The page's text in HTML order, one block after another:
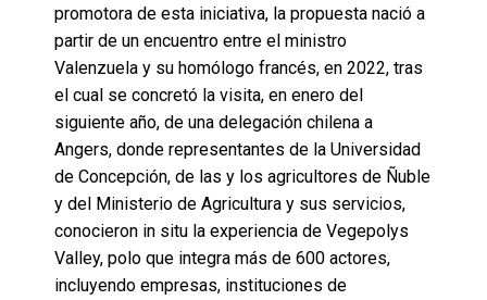
promotora de esta iniciativa, la propuesta nació a
partir de un encuentro entre el ministro
Valenzuela y su homólogo francés, en 2022, tras
el cual se concretó la visita, en enero del
siguiente año, de una delegación chilena a
Angers, donde representantes de la Universidad
de Concepción, de las y los agricultores de Ñuble
y del Ministerio de Agricultura y sus servicios,
conocieron in situ la experiencia de Vegepolys
Valley, polo que integra más de 600 actores,
incluyendo empresas, instituciones de